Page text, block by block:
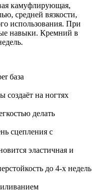
камуфлирующая,
средней вязкости,
использования. При
навыки. Кремний в
база
создаёт на ногтях
делать
сцепления с
эластичная и
до 4-х недель